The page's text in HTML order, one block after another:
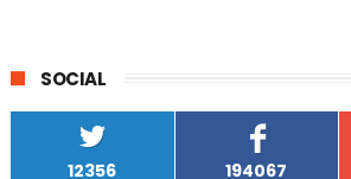
SOCIAL
12356 194067